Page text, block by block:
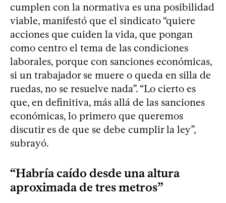
cumplen con la normativa es una posibilidad
viable, manifestó que el sindicato “quiere
acciones que cuiden la vida, que pongan
como centro el tema de las condiciones
laborales, porque con sanciones económicas,
si un trabajador se muere o queda en silla de
ruedas, no se resuelve nada”. “Lo cierto es
que, en definitiva, más allá de las sanciones
económicas, lo primero que queremos
discutir es de que se debe cumplir la ley”,
subrayó.
“Habría caído desde una altura
aproximada de tres metros”